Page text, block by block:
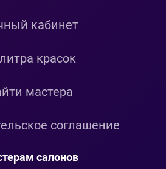
кабинет
красок
мастера
соглашение
салонов